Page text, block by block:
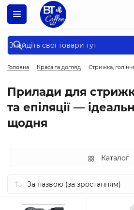
Головна Краса та догляд Стрижка,
Прилади для
та епіляції —
щодня
Каталог